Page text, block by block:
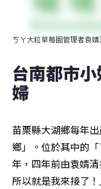
ㄎㄚ大粒草莓園管理者袁
台南都市
婦
苗栗縣大湖鄉每年
鄉」。位於其中的
年，四年前由袁婧
所以就是我來接了